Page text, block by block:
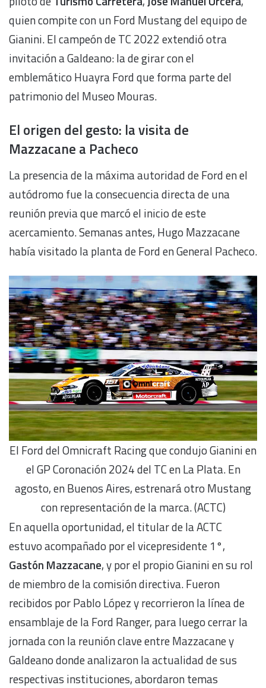
quien compite con un Ford Mustang del equipo de
Gianini. El campeón de TC 2022 extendió otra
invitación a Galdeano: la de girar con el
emblemático Huayra Ford que forma parte del
patrimonio del Museo Mouras.
El origen del gesto: la visita de
Mazzacane a Pacheco
La presencia de la máxima autoridad de Ford en el
autódromo fue la consecuencia directa de una
reunión previa que marcó el inicio de este
acercamiento. Semanas antes, Hugo Mazzacane
había visitado la planta de Ford en General Pacheco.
El Ford del Omnicraft Racing que condujo Gianini en
el GP Coronación 2024 del TC en La Plata. En
agosto, en Buenos Aires, estrenará otro Mustang
con representación de la marca. (ACTC)
En aquella oportunidad, el titular de la ACTC
estuvo acompañado por el vicepresidente 1°,
Gastón Mazzacane, y por el propio Gianini en su rol
de miembro de la comisión directiva. Fueron
recibidos por Pablo López y recorrieron la línea de
ensamblaje de la Ford Ranger, para luego cerrar la
jornada con la reunión clave entre Mazzacane y
Galdeano donde analizaron la actualidad de sus
respectivas instituciones, abordaron temas